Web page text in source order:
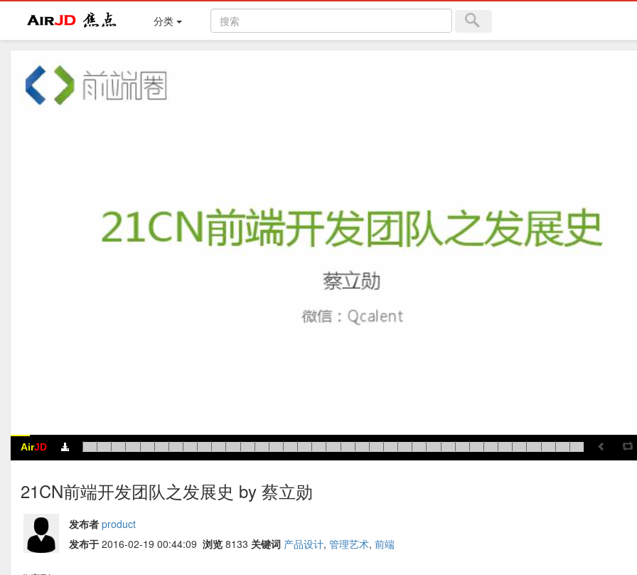
Air焦点 分类
AirJD
21CN前端开发团队之发展史 by 蔡立勋
发布者 product
发布于 2016-02-19 00:44:09 浏览 8133 关键词 产品设计, 管理艺术, 前端